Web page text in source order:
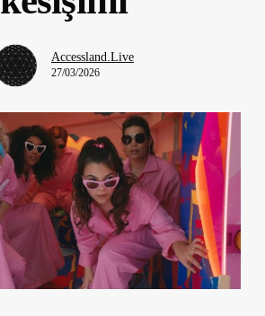
Accessland.Live
27/03/2026